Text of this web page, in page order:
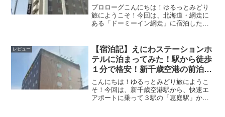
鳴きそばも！
プロローグこんにちは！ゆるっとみどり
旅にようこそ！今回は、北海道・網走に
ある「ドーミーイン網走」に宿泊したの
る！温泉や朝食はどうなのか？！気にな
る方は、ぜひ見ていってくだ...
レビュー
【宿泊記】えにわステーションホ
テルに泊まってみた！駅から徒歩
１分で格安！新千歳空港の前泊・
後泊に便利♪
こんにちは！ゆるっとみどり旅にようこ
そ！今回は、新千歳空港駅から、快速エ
アポートに乗って３駅の「恵庭駅」から